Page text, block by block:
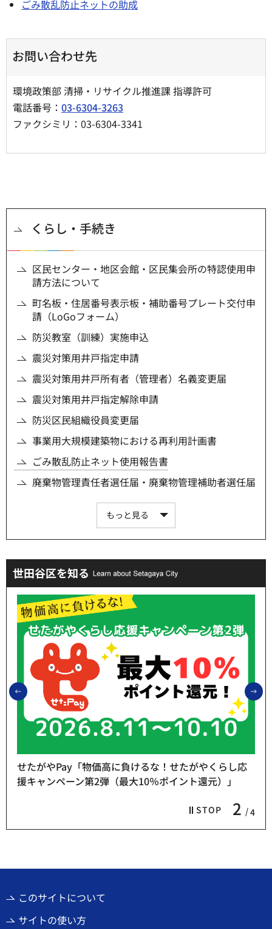
ごみ散乱防止ネットの助成
お問い合わせ先
環境政策部 清掃・リサイクル推進課 指導許可
電話番号： 03-6304-3263
ファクシミリ：03-6304-3341
くらし・手続き
区民センター・地区会館・区民集会所の特認使用申
請方法について
町名板・住居番号表示板・補助番号プレート交付申
請（LoGoフォーム）
防災教室（訓練）実施申込
震災対策用井戸指定申請
震災対策用井戸所有者（管理者）名義変更届
震災対策用井戸指定解除申請
防災区民組織役員変更届
事業用大規模建築物における再利用計画書
ごみ散乱防止ネット使用報告書
廃棄物管理責任者選任届・廃棄物管理補助者選任届
もっと見る
世田谷区を知る
前のスライドを表示
STOP 2 4
せたがやPay「物価高に負けるな！せたがやくらし応
援キャンペーン第2弾（最大10％ポイント還元）」
このサイトについて
サイトの使い方